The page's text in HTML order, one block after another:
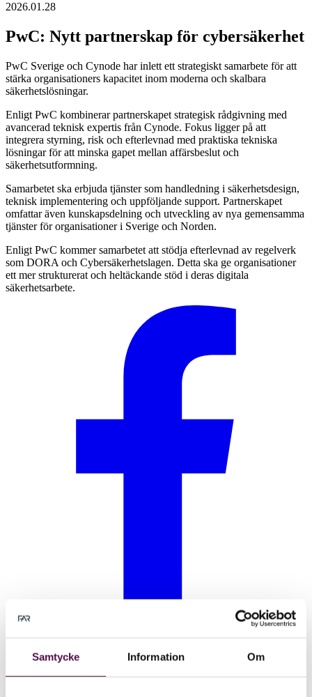
Samtycke Information Om
2026.01.28
PwC: Nytt partnerskap för cybersäkerhet
PwC Sverige och Cynode har inlett ett strategiskt samarbete för att
stärka organisationers kapacitet inom moderna och skalbara
säkerhetslösningar.
Enligt PwC kombinerar partnerskapet strategisk rådgivning med
avancerad teknisk expertis från Cynode. Fokus ligger på att
integrera styrning, risk och efterlevnad med praktiska tekniska
lösningar för att minska gapet mellan affärsbeslut och
säkerhetsutformning.
Samarbetet ska erbjuda tjänster som handledning i säkerhetsdesign,
teknisk implementering och uppföljande support. Partnerskapet
omfattar även kunskapsdelning och utveckling av nya gemensamma
tjänster för organisationer i Sverige och Norden.
Enligt PwC kommer samarbetet att stödja efterlevnad av regelverk
som DORA och Cybersäkerhetslagen. Detta ska ge organisationer
ett mer strukturerat och heltäckande stöd i deras digitala
säkerhetsarbete.